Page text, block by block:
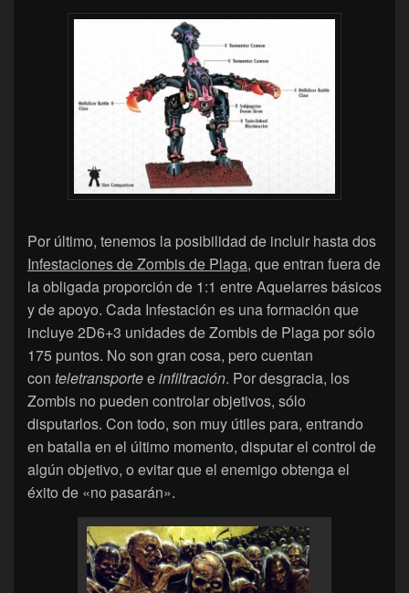
Por último, tenemos la posibilidad de incluir hasta dos
Infestaciones de Zombis de Plaga, que entran fuera de
la obligada proporción de 1:1 entre Aquelarres básicos
y de apoyo. Cada Infestación es una formación que
incluye 2D6+3 unidades de Zombis de Plaga por sólo
175 puntos. No son gran cosa, pero cuentan
con teletransporteeinfiltración. Por desgracia, los
Zombis no pueden controlar objetivos, sólo
disputarlos. Con todo, son muy útiles para, entrando
en batalla en el último momento, disputar el control de
algún objetivo, o evitar que el enemigo obtenga el
éxito de «no pasarán».